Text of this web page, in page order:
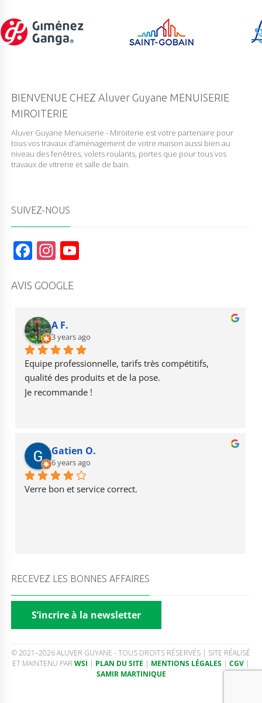
BIENVENUE CHEZ Aluver Guyane MENUISERIE
MIROITERIE
Aluver Guyane Menuiserie - Miroiterie est votre partenaire pour
tous vos travaux d'aménagement de votre maison aussi bien au
niveau des fenêtres, volets roulants, portes que pour tous vos
travaux de vitrerie et salle de bain.
SUIVEZ-NOUS
F
c
b
o
o
k
In
a
r
a
m
b
e
AVIS GOOGLE
A F.
3 years ago
Equipe professionnelle, tarifs très compétitifs,
qualité des produits et de la pose.
Je recommande !
Gatien O.
6 years ago
Verre bon et service correct.
RECEVEZ LES BONNES AFFAIRES
S’incrire à la newsletter
© 2021–2026 ALUVER GUYANE - TOUS DROITS RÉSERVÉS | SITE RÉALISÉ
ET MAINTENU PAR WSI | PLAN DU SITE | MENTIONS LÉGALES | CGV |
SAMIR MARTINIQUE